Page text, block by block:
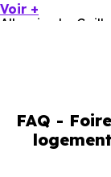
Allonzier-la-
46.27 %
seniors, 18.71
Voir +
FAQ -